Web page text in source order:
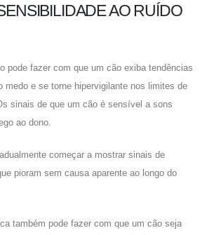
AO RUÍDO
pode fazer com que um cão exiba tendências
medo e se torne hipervigilante nos limites de
sinais de que um cão é sensível a sons
ao dono.
começar a mostrar sinais de
pioram sem causa aparente ao longo do
também pode fazer com que um cão seja